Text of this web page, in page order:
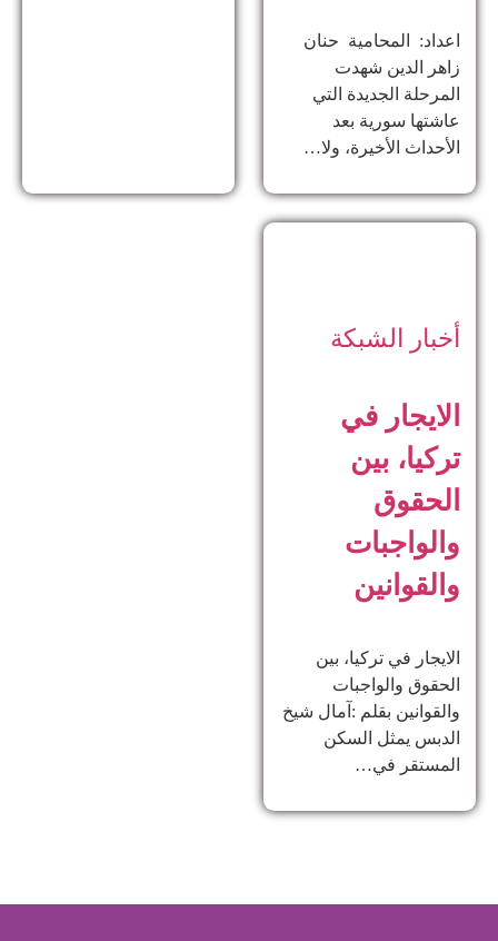
اعداد: المحامية حنان
زاهر الدين ​شهدت
المرحلة الجديدة التي
عاشتها سورية بعد
الأحداث الأخيرة، ولا…
أخبار الشبكة
الايجار في
تركيا، بين
الحقوق
والواجبات
والقوانين
الايجار في تركيا، بين
الحقوق والواجبات
والقوانين بقلم :آمال شيخ
الدبس يمثل السكن
المستقر في…